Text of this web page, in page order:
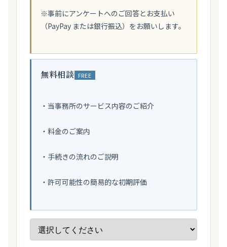
※事前にアンケートへのご回答とお支払い
（PayPay または銀行振込）をお願いします。
無料相談 FREE
・当事務所のサービス内容のご紹介
・料金のご案内
・手続きの流れのご説明
・許可可能性の簡易的な初期評価